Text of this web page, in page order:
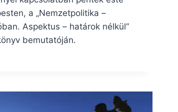
a „Nemzetpolitika –
Aspektus – határok nélkül”
bemutatóján.